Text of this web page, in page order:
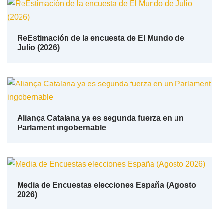
ReEstimación de la encuesta de El Mundo de
Julio (2026)
Aliança Catalana ya es segunda fuerza en un
Parlament ingobernable
Media de Encuestas elecciones España (Agosto
2026)